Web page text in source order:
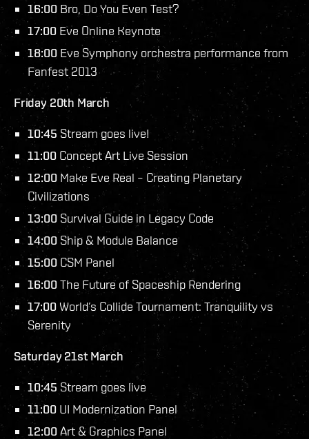
16:00 Bro, Do You Even Test?
17:00 Eve Online Keynote
18:00 Eve Symphony orchestra performance from
Fanfest 2013
Friday 20th March
10:45 Stream goes live!
11:00 Concept Art Live Session
12:00 Make Eve Real – Creating Planetary
Civilizations
13:00 Survival Guide in Legacy Code
14:00 Ship & Module Balance
15:00 CSM Panel
16:00The Future of Spaceship Rendering
17:00 World’s Collide Tournament: Tranquility vs
Serenity
Saturday 21st March
10:45 Stream goes live
11:00 UI Modernization Panel
12:00Art & Graphics Panel